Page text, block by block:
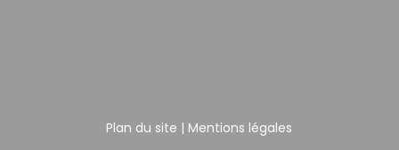
Plan du site | Mentions légales